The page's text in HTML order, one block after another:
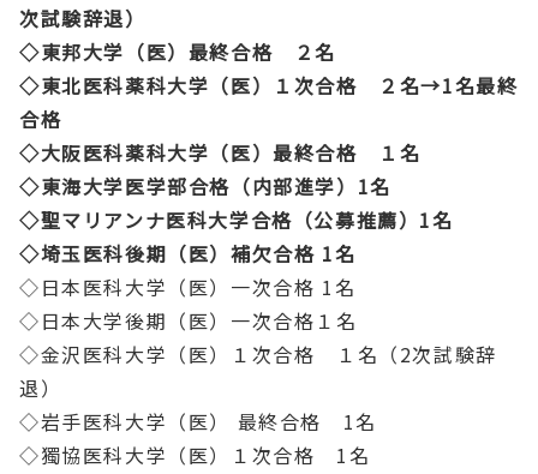
次試験辞退）
◇東邦大学（医）最終合格 ２名
◇東北医科薬科大学（医）１次合格 ２名→1名最終
合格
◇大阪医科薬科大学（医）最終合格 １名
◇東海大学医学部合格（内部進学）1名
◇聖マリアンナ医科大学合格（公募推薦）1名
◇埼玉医科後期（医）補欠合格 1名
◇日本医科大学（医）一次合格 1名
◇日本大学後期（医）一次合格１名
◇金沢医科大学（医）１次合格 １名（2次試験辞
退）
◇岩手医科大学（医） 最終合格 1名
◇獨協医科大学（医）１次合格 1名